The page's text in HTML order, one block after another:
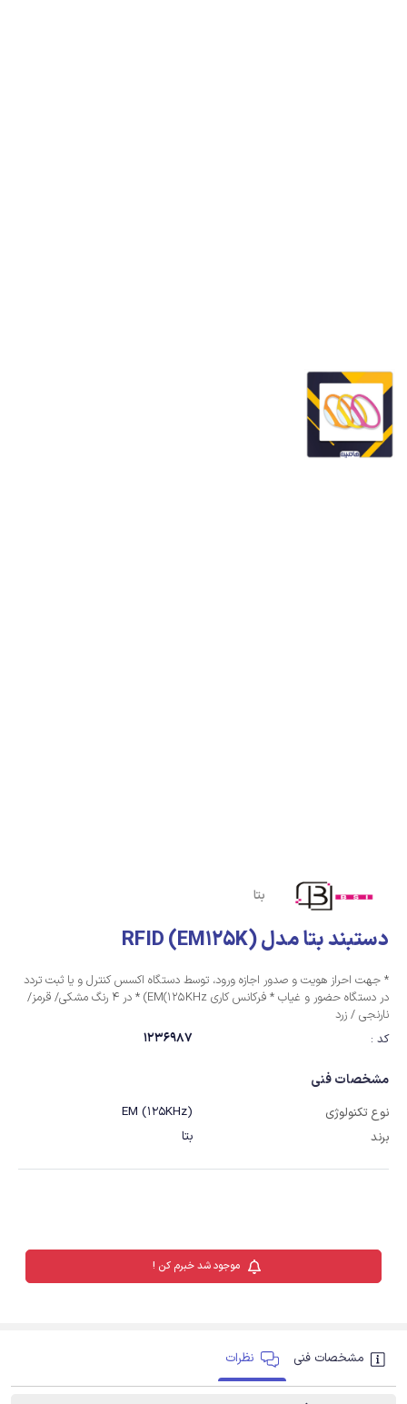
بتا
دستبند بتا مدل (RFID (EM125K
* جهت احراز هویت و صدور اجازه ورود، توسط دستگاه اکسس کنترل و یا ثبت تردد
در دستگاه حضور و غیاب * فرکانس کاری EM(125KHz) * در 4 رنگ مشکی/ قرمز/
نارنجی / زرد
کد :
1236987
مشخصات فنی
نوع تکنولوژی
EM (125KHz)
برند
بتا
موجود شد خبرم کن !
مشخصات فنی نظرات